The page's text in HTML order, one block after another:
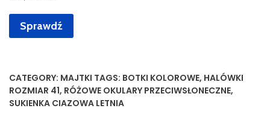
Sprawdź
CATEGORY: MAJTKI TAGS: BOTKI KOLOROWE, HALÓWKI
ROZMIAR 41, RÓŻOWE OKULARY PRZECIWSŁONECZNE,
SUKIENKA CIAZOWA LETNIA